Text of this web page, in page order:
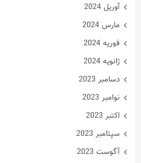
آوریل 2024
مارس 2024
فوریه 2024
ژانویه 2024
دسامبر 2023
نوامبر 2023
اکتبر 2023
سپتامبر 2023
آگوست 2023